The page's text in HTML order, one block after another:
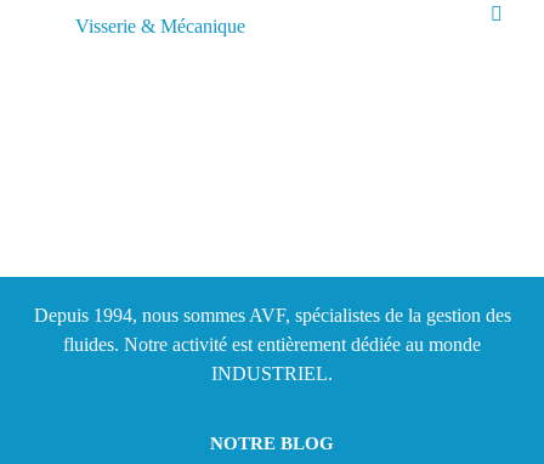
Visserie & Mécanique
Depuis 1994, nous sommes AVF, spécialistes de la gestion des
fluides. Notre activité est entièrement dédiée au monde
INDUSTRIEL.
NOTRE BLOG